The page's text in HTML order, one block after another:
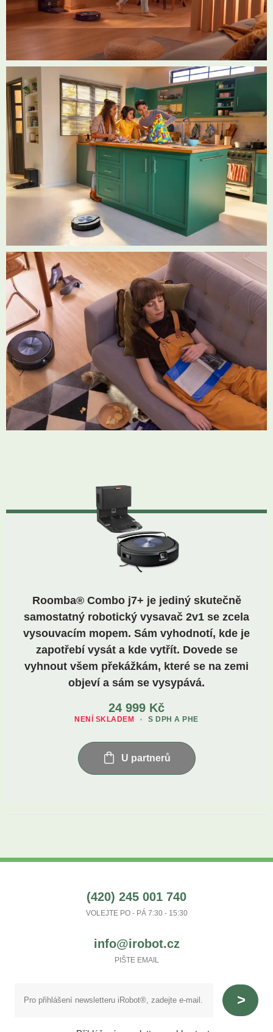
Roomba® Combo j7+ je jediný skutečně
samostatný robotický vysavač 2v1 se zcela
vysouvacím mopem. Sám vyhodnotí, kde je
zapotřebí vysát a kde vytřít. Dovede se
vyhnout všem překážkám, které se na zemi
objeví a sám se vysypává.
24 999 Kč
S DPH A PHE
NENÍ SKLADEM
U partnerů
(420) 245 001 740
VOLEJTE PO - PÁ 7:30 - 15:30
info@irobot.cz
PIŠTE EMAIL